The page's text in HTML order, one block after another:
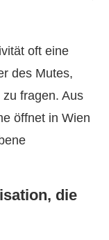
oft eine
des Mutes,
fragen. Aus
öffnet in Wien
die